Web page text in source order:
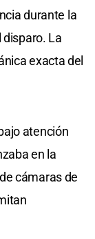
durante la
La
exacta del
atención
en la
cámaras de